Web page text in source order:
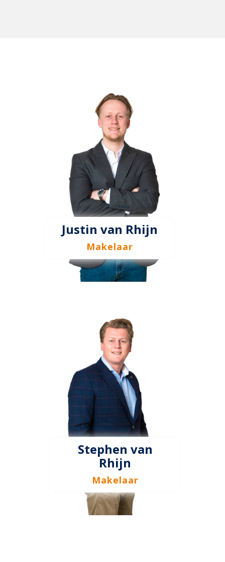
Justin van Rhijn
Makelaar
Stephen van
Rhijn
Makelaar